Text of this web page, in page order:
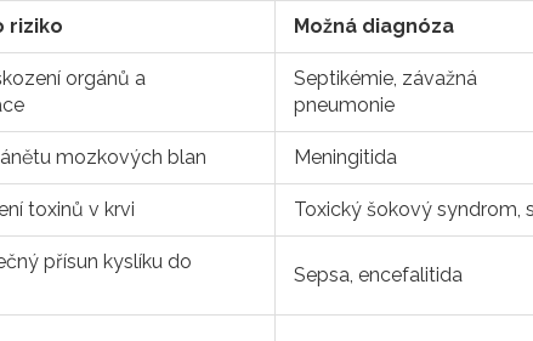
riziko Možná diagnóza
orgánů a
Septikémie, závažná
pneumonie
mozkových blan Meningitida
toxinů v krvi Toxický šokový syndrom,
přísun kyslíku do
Sepsa, encefalitida